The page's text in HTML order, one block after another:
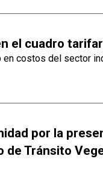
el cuadro
en costos del sector
por la
de Tránsito